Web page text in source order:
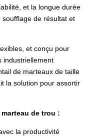
et la longue durée
de résultat et
et conçu pour
industriellement
de marteaux de taille
la solution pour assortir
de trou :
la productivité